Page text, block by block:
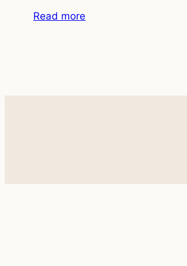
Read more